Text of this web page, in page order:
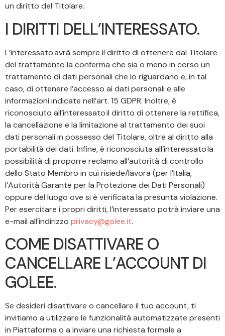
un diritto del Titolare.
I DIRITTI DELL’INTERESSATO.
L’interessato avrà sempre il diritto di ottenere dal Titolare
del trattamento la conferma che sia o meno in corso un
trattamento di dati personali che lo riguardano e, in tal
caso, di ottenere l’accesso ai dati personali e alle
informazioni indicate nell’art. 15 GDPR. Inoltre, è
riconosciuto all’interessato il diritto di ottenere la rettifica,
la cancellazione e la limitazione al trattamento dei suoi
dati personali in possesso del Titolare, oltre al diritto alla
portabilità dei dati. Infine, è riconosciuta all’interessato la
possibilità di proporre reclamo all’autorità di controllo
dello Stato Membro in cui risiede/lavora (per l’Italia,
l’Autorità Garante per la Protezione dei Dati Personali)
oppure del luogo ove si è verificata la presunta violazione.
Per esercitare i propri diritti, l’interessato potrà inviare una
e-mail all’indirizzo privacy@golee.it.
COME DISATTIVARE O
CANCELLARE L’ACCOUNT DI
GOLEE.
Se desideri disattivare o cancellare il tuo account, ti
invitiamo a utilizzare le funzionalità automatizzate presenti
in Piattaforma o a inviare una richiesta formale a